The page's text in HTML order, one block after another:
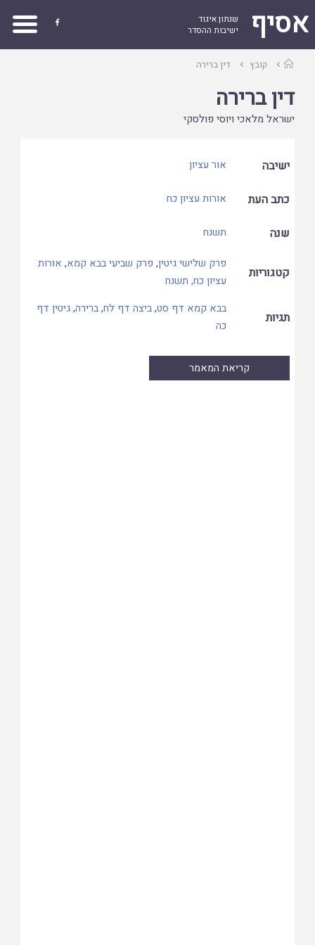
אסיף
שנתון איגוד
ישיבות ההסדר

עמודקובץ דין ברירה
דין ברירה
ישראל מלאכי ויוסי פולסקי
ישיבה אור עציון
כתב העת אורות עציון כח
שנה תשנח
קטגוריות
פרק שלישי גיטין, פרק שביעי בבא קמא, אורות
עציון כח, תשנח
תגיות
בבא קמא דף סט,ביצה דף לח,ברירה,גיטין דף
כה
קריאת המאמר